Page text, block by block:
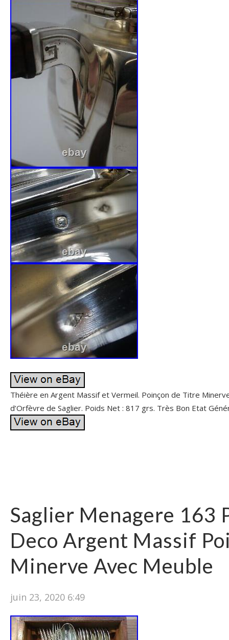
Théière en Argent Massif et Vermeil. Poinçon de Titre
d’Orfèvre de Saglier. Poids Net : 817 grs. Très Bon Etat
Saglier Menagere 163
Deco Argent Massif
Minerve Avec Meuble
juin 23, 2020 6:49